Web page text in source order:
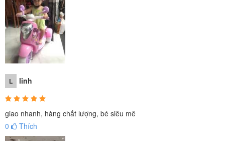
L linh
giao nhanh, hàng chất lượng, bé siêu mê
0
Thích